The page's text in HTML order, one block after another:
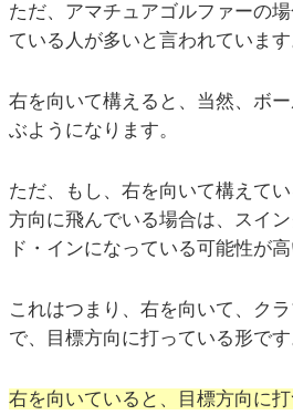
ただ、アマチュアゴルファーの
ている人が多いと言われています
右を向いて構えると、当然、ボ
ぶようになります。
ただ、もし、右を向いて構えて
方向に飛んでいる場合は、スイ
ド・インになっている可能性が高
これはつまり、右を向いて、ク
で、目標方向に打っている形です
右を向いていると、目標方向に